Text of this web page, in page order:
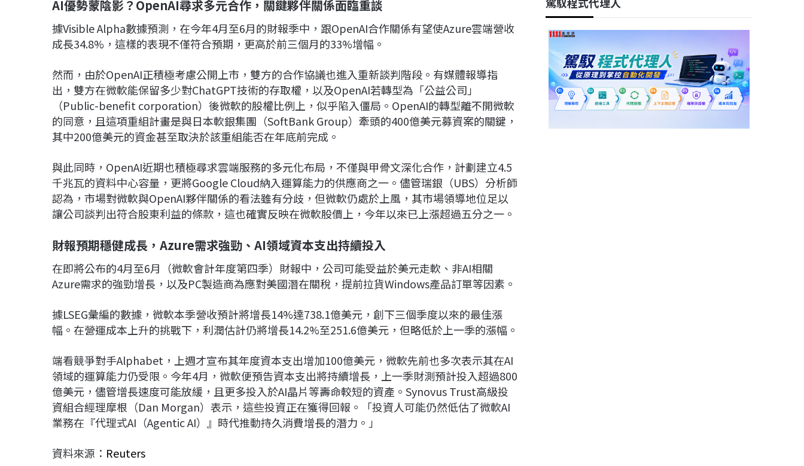
AI優勢蒙陰影？OpenAI尋求多元合作，關鍵夥伴關係面臨重談
據Visible Alpha數據預測，在今年4月至6月的財報季中，跟OpenAI合作關係有望使Azure雲端營收
成長34.8%，這樣的表現不僅符合預期，更高於前三個月的33%增幅。
然而，由於OpenAI正積極考慮公開上市，雙方的合作協議也進入重新談判階段。有媒體報導指
出，雙方在微軟能保留多少對ChatGPT技術的存取權，以及OpenAI若轉型為「公益公司」
（Public-benefit corporation）後微軟的股權比例上，似乎陷入僵局。OpenAI的轉型離不開微軟
的同意，且這項重組計畫是與日本軟銀集團（SoftBank Group）牽頭的400億美元募資案的關鍵，
其中200億美元的資金甚至取決於該重組能否在年底前完成。
與此同時，OpenAI近期也積極尋求雲端服務的多元化布局，不僅與甲骨文深化合作，計劃建立4.5
千兆瓦的資料中心容量，更將Google Cloud納入運算能力的供應商之一。儘管瑞銀（UBS）分析師
認為，市場對微軟與OpenAI夥伴關係的看法雖有分歧，但微軟仍處於上風，其市場領導地位足以
讓公司談判出符合股東利益的條款，這也確實反映在微軟股價上，今年以來已上漲超過五分之一。
財報預期穩健成長，Azure需求強勁、AI領域資本支出持續投入
在即將公布的4月至6月（微軟會計年度第四季）財報中，公司可能受益於美元走軟、非AI相關
Azure需求的強勁增長，以及PC製造商為應對美國潛在關稅，提前拉貨Windows產品訂單等因素。
據LSEG彙編的數據，微軟本季營收預計將增長14%達738.1億美元，創下三個季度以來的最佳漲
幅。在營運成本上升的挑戰下，利潤估計仍將增長14.2%至251.6億美元，但略低於上一季的漲幅。
端看競爭對手Alphabet，上週才宣布其年度資本支出增加100億美元，微軟先前也多次表示其在AI
領域的運算能力仍受限。今年4月，微軟便預告資本支出將持續增長，上一季財測預計投入超過800
億美元，儘管增長速度可能放緩，且更多投入於AI晶片等壽命較短的資產。Synovus Trust高級投
資組合經理摩根（Dan Morgan）表示，這些投資正在獲得回報。「投資人可能仍然低估了微軟AI
業務在『代理式AI（Agentic AI）』時代推動持久消費增長的潛力。」
資料來源： Reuters